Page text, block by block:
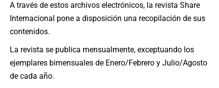
A través de estos archivos electrónicos, la revista Share
Internacional pone a disposición una recopilación de sus
contenidos.
La revista se publica mensualmente, exceptuando los
ejemplares bimensuales de Enero/Febrero y Julio/Agosto
de cada año.